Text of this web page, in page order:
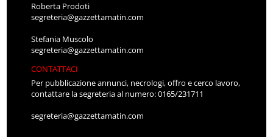
Roberta Prodoti
segreteria@gazzettamatin.com
Stefania Muscolo
segreteria@gazzettamatin.com
CONTATTACI
Per pubblicazione annunci, necrologi, offro e cerco lavoro,
contattare la segreteria al numero: 0165/231711
segreteria@gazzettamatin.com